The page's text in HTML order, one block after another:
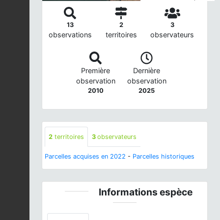
13
observations
2
territoires
3
observateurs
Première
observation
2010
Dernière
observation
2025
2 territoires 3 observateurs
Parcelles acquises en 2022 - Parcelles historiques
Informations espèce